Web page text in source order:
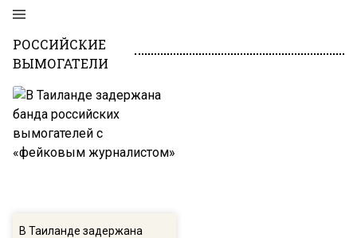
РОССИЙСКИЕ
ВЫМОГАТЕЛИ
В Таиланде задержана